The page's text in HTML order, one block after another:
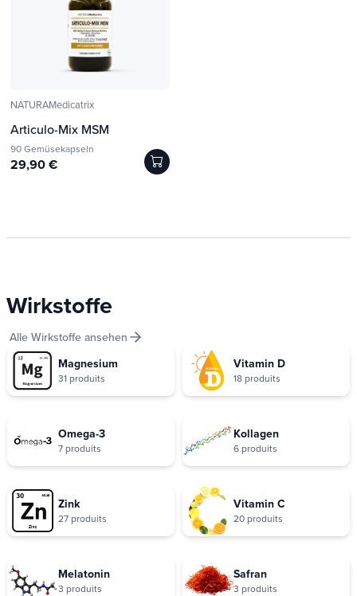
NATURAMedicatrix
Articulo-Mix MSM
90 Gemüsekapseln
29,90 €
Wirkstoffe
Alle Wirkstoffe ansehen
Magnesium
31 produits
Vitamin D
18 produits
Omega-3
7 produits
Kollagen
6 produits
Zink
27 produits
Vitamin C
20 produits
Melatonin
3 produits
Safran
3 produits